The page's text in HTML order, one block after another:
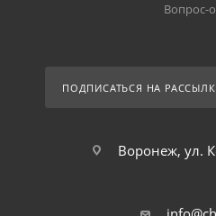
Вопрос-
ПОДПИСАТЬСЯ НА
Воронеж, ул.